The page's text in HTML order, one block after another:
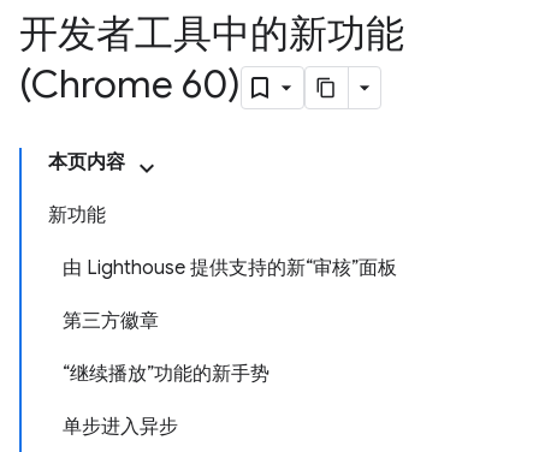
开发者工具中的新功能
(Chrome 60)
本页内容
新功能
由 Lighthouse 提供支持的新“审核”面板
第三方徽章
“继续播放”功能的新手势
单步进入异步